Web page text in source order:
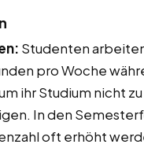
Studenten
pro Woche
ihr Studium nicht zu
In den
oft erhöht